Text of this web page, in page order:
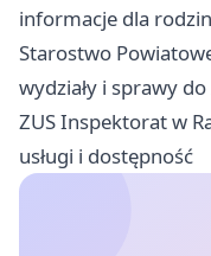
informacje dla rodzin
Starostwo
wydziały i sprawy do
ZUS Inspektorat w
usługi i dostępność